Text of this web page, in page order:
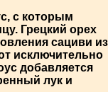
с которым
Грецкий орех
сациви из
исключительно
добавляется
лук и